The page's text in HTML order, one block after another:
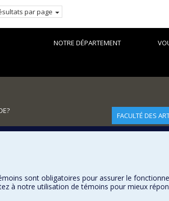
par page
NOTRE DÉPARTEMENT
FACULTÉ DES
Nos départements
sont obligatoires pour assurer le
à notre utilisation de témoins pour mieux